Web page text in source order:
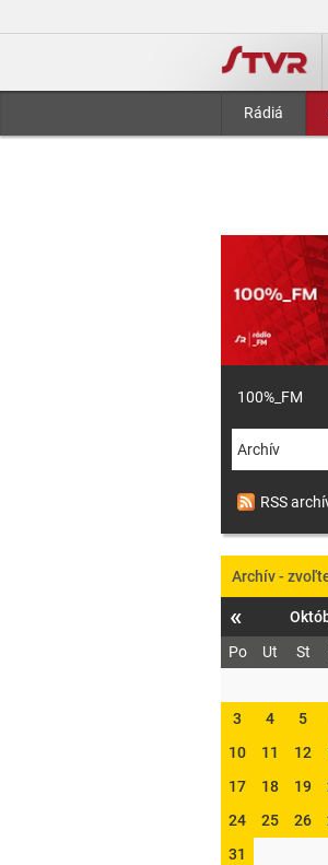
Rádiá
100%_FM
Archív
RSS
Archív -
«
Po Ut St
3
4 5
10
11 12
17
18 19
24
25 26
31